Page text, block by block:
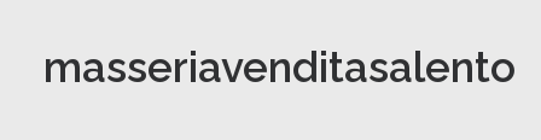
masseriavenditasalento